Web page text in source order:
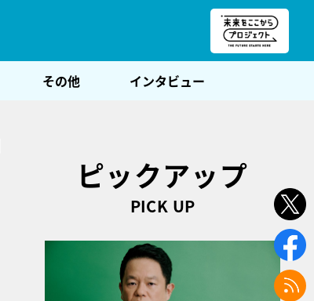
その他 インタビュー
ピックアップ
PICK UP